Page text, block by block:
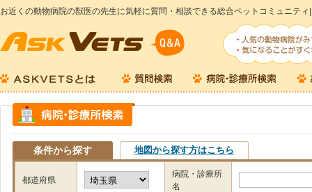
お近くの動物病院の獣医の先生に気軽に質問・相談できる総合ペットコミュニティ
条件から探す 地図から探す方はこちら
都道府県
病院・診療所
名